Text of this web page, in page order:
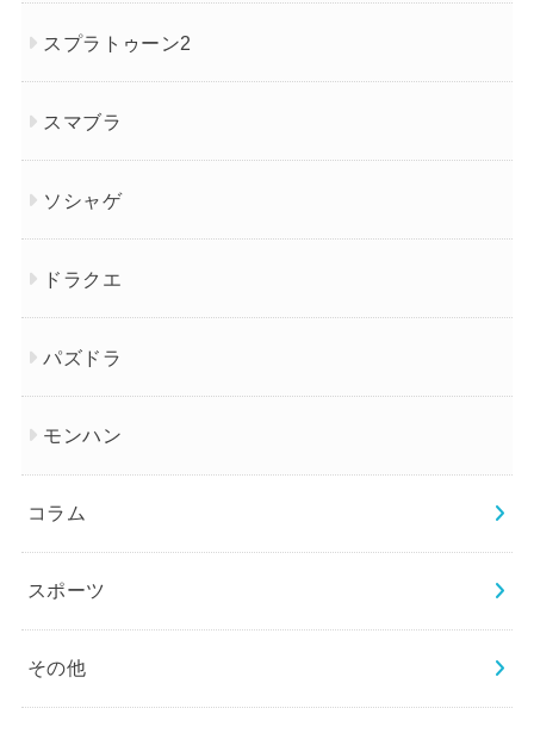
スプラトゥーン2
スマブラ
ソシャゲ
ドラクエ
パズドラ
モンハン
コラム
スポーツ
その他